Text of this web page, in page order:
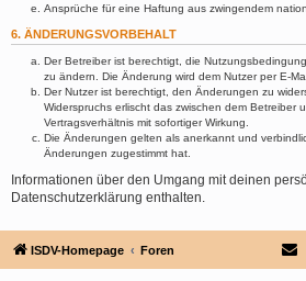
Ansprüche für eine Haftung aus zwingendem
6. ÄNDERUNGSVORBEHALT
Der Betreiber ist berechtigt, die
zu ändern. Die Änderung wird dem Nutzer per E-
Der Nutzer ist berechtigt, den Änderungen zu
Widerspruchs erlischt das zwischen dem Betreiber
Vertragsverhältnis mit sofortiger Wirkung.
Die Änderungen gelten als anerkannt und
Änderungen zugestimmt hat.
Informationen über den Umgang mit deinen
Datenschutzerklärung enthalten.
ISDV-Homepage Foren